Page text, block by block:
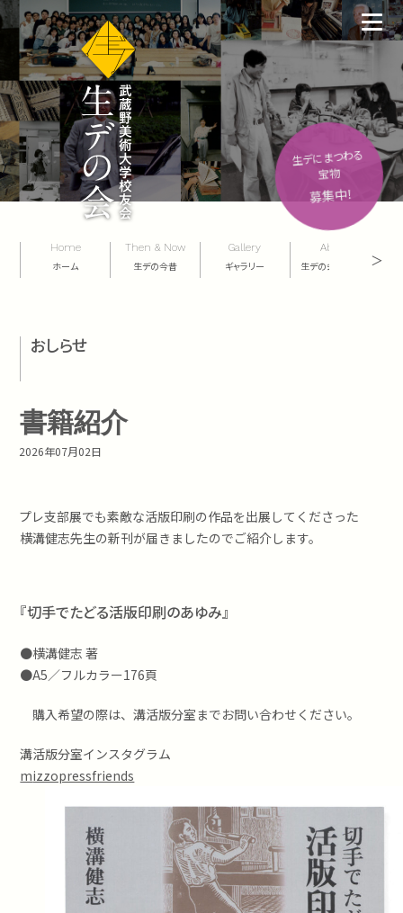
Home
ホーム
Then & Now
生デの今昔
Gallery
ギャラリー
About
生デの会について ＞
生デにまつわる
宝物
募集中！
おしらせ
書籍紹介
2026年07月02日
プレ支部展でも素敵な活版印刷の作品を出展してくださった
横溝健志先生の新刊が届きましたのでご紹介します。
『切手でたどる活版印刷のあゆみ』
●横溝健志 著
●A5／フルカラー176頁
購入希望の際は、溝活版分室までお問い合わせください。
溝活版分室インスタグラム
mizzopressfriends